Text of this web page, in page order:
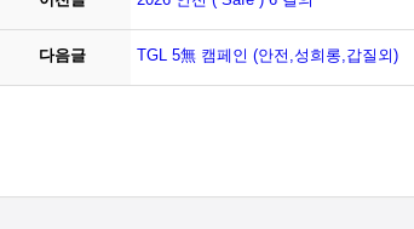
다음글 TGL 5無 캠페인 (안전,성희롱,갑질외)